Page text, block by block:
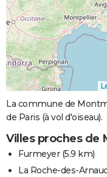
La commune de
de Paris (à vol d'oiseau).
Villes proches de
Furmeyer(5.9 km)
La Roche-des-